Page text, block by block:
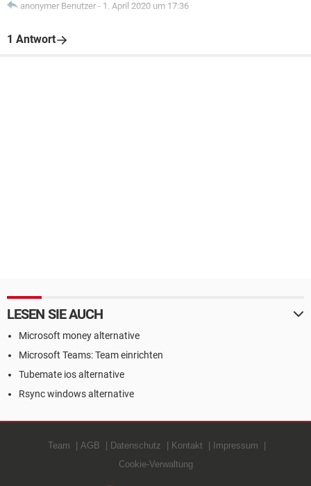
anonymer Benutzer - 1. April 2020 um 17:36
1 Antwort
LESEN SIE AUCH
Microsoft money alternative
Microsoft Teams: Team einrichten
Tubemate ios alternative
Rsync windows alternative
Team AGB Datenschutz Kontakt
Impressum
Cookie-Verwaltung